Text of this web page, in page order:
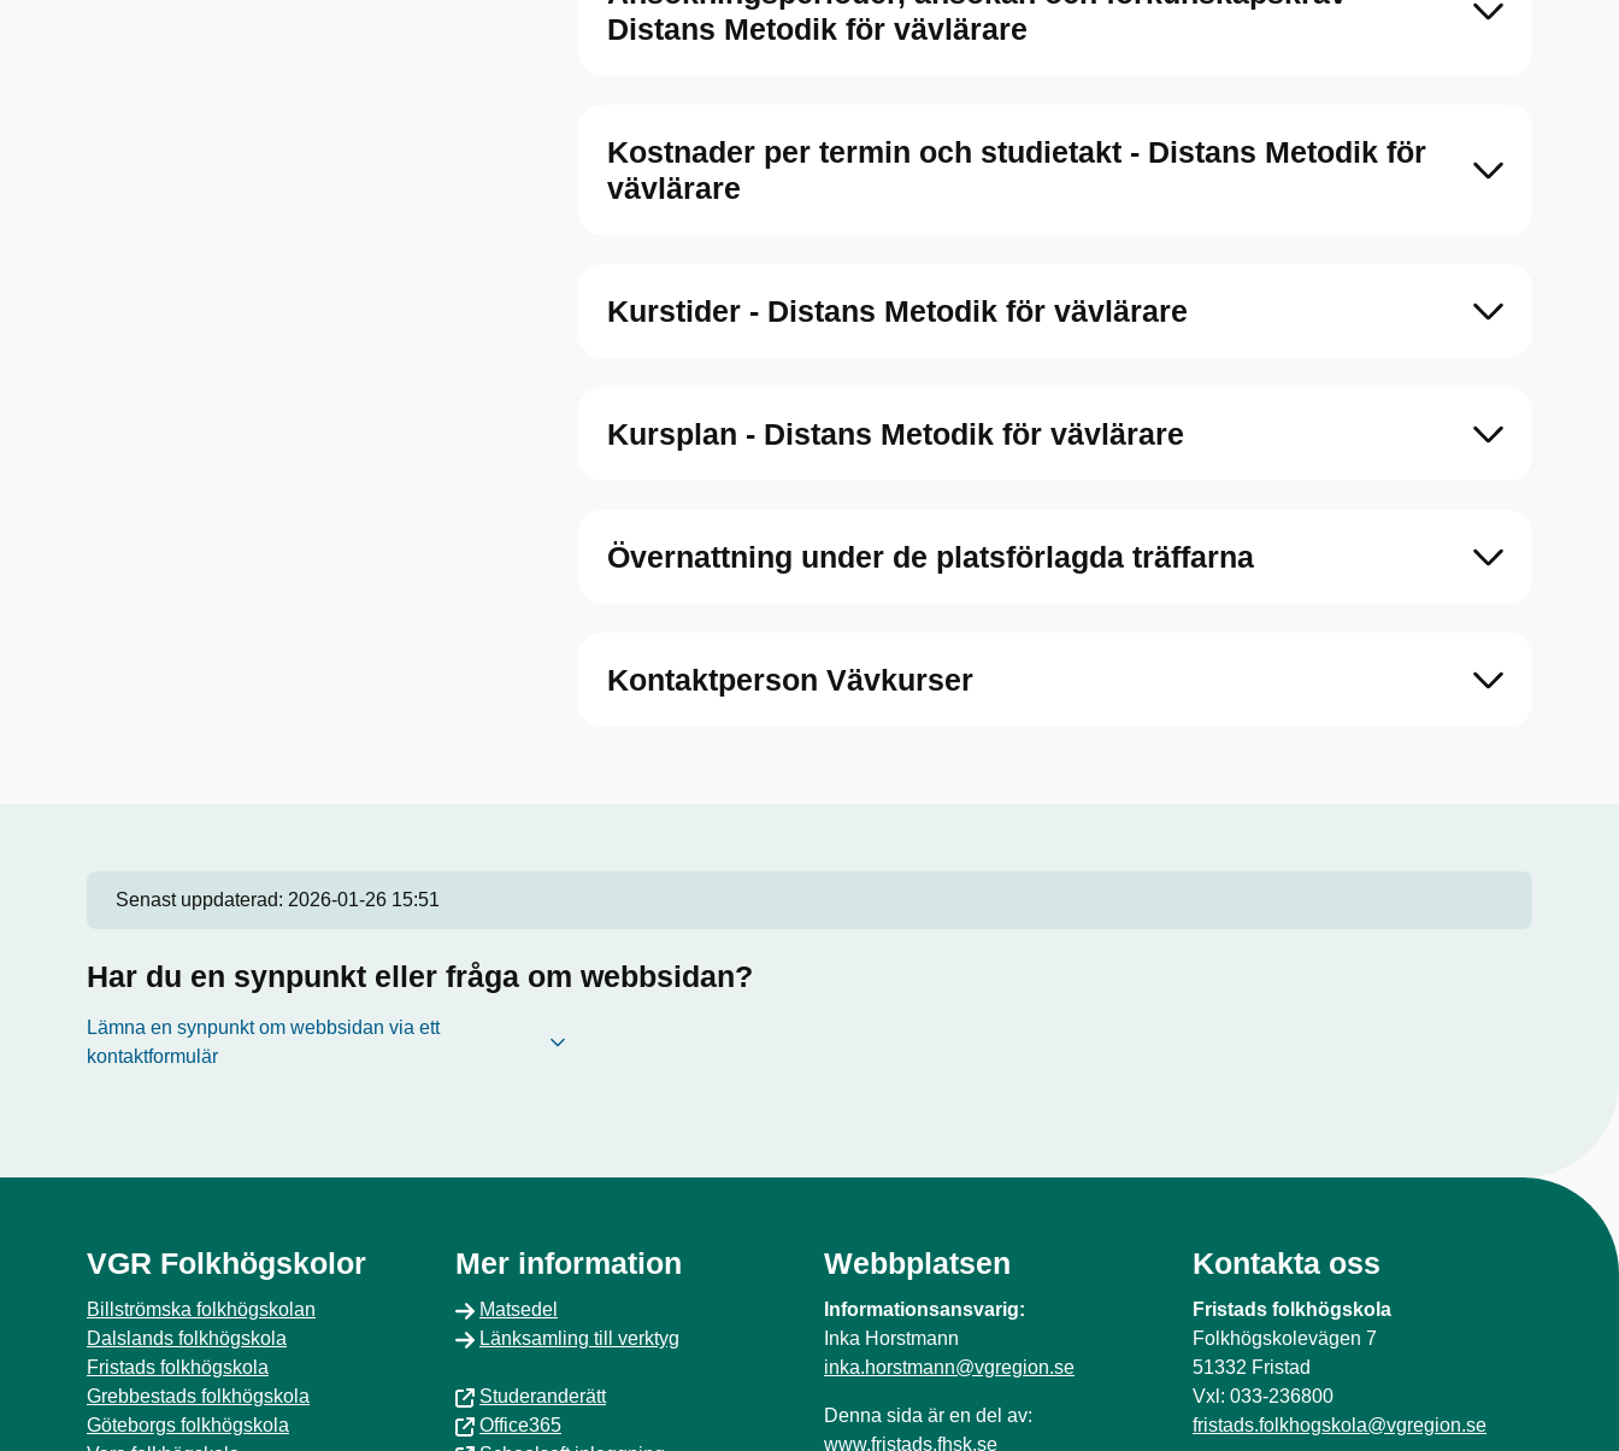
Distans Metodik för vävlärare
Kostnader per termin och studietakt - Distans Metodik för
vävlärare
Kurstider - Distans Metodik för vävlärare
Kursplan - Distans Metodik för vävlärare
Övernattning under de platsförlagda träffarna
Kontaktperson Vävkurser
Senast uppdaterad: 2026-01-26 15:51
Har du en synpunkt eller fråga om webbsidan?
Lämna en synpunkt om webbsidan via ett
kontaktformulär
VGR Folkhögskolor
Billströmska folkhögskolan
Dalslands folkhögskola
Fristads folkhögskola
Grebbestads folkhögskola
Göteborgs folkhögskola
Mer information
Matsedel
Länksamling till verktyg
Studeranderätt
Office365
Webbplatsen
Informationsansvarig:
Inka Horstmann
inka.horstmann@vgregion.se
Denna sida är en del av:
www.fristads.fhsk.se
Kontakta oss
Fristads folkhögskola
Folkhögskolevägen 7
51332 Fristad
Vxl: 033-236800
fristads.folkhogskola@vgregion.se